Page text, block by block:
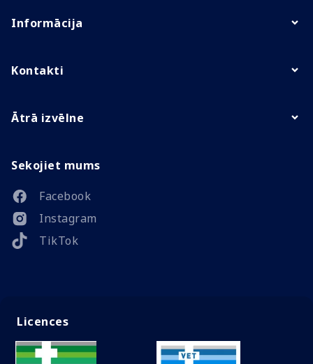
Informācija
Kontakti
Ātrā izvēlne
Sekojiet mums
Facebook
Instagram
TikTok
Licences